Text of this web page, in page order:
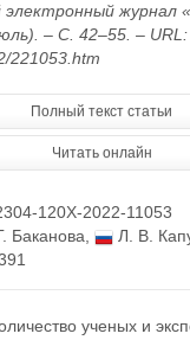
электронный журнал
– С. 42–55. – URL:
221053.htm
Полный текст статьи
Читать онлайн
120X-2022-11053
Баканова,
Л. В.
ученых и